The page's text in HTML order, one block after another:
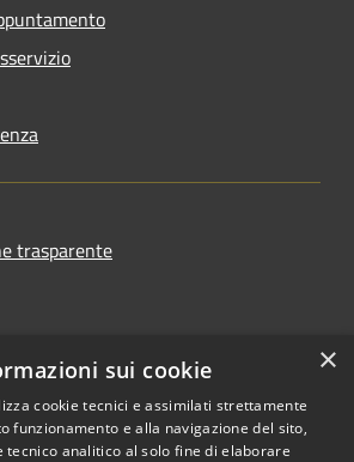
trasparente
accessibilità
×
sui cookie
cookie tecnici e assimilati strettamente
funzionamento e alla navigazione del sito,
tecnico analitico al solo fine di elaborare